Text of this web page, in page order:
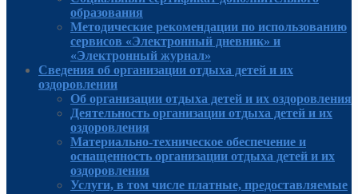
образования
Методические рекомендации по использованию
сервисов «Электронный дневник» и
«Электронный журнал»
Сведения об организации отдыха детей и их
оздоровлении
Об организации отдыха детей и их оздоровления
Деятельность организации отдыха детей и их
оздоровления
Материально-техническое обеспечение и
оснащенность организации отдыха детей и их
оздоровления
Услуги, в том числе платные, предоставляемые